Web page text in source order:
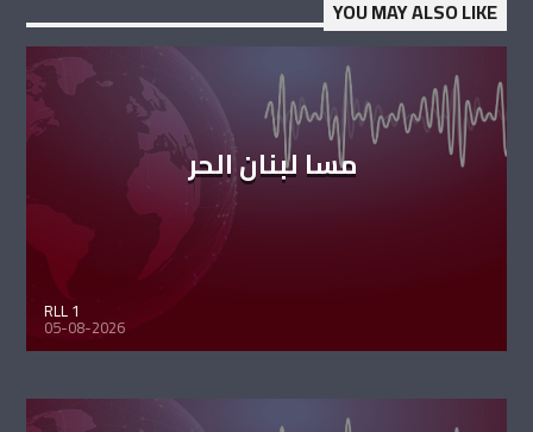
YOU MAY ALSO LIKE
مسا لبنان الحر
RLL 1
05-08-2026